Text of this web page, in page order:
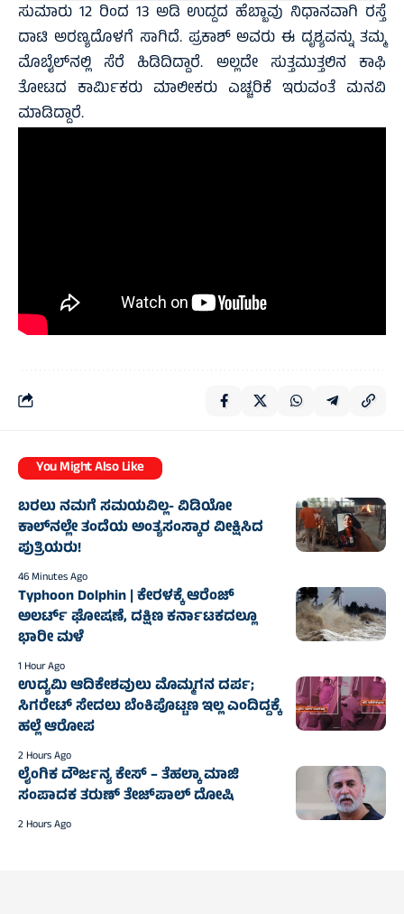
ಸುಮಾರು 12 ರಿಂದ 13 ಅಡಿ ಉದ್ದದ ಹೆಬ್ಬಾವು ನಿಧಾನವಾಗಿ ರಸ್ತೆ
ದಾಟಿ ಅರಣ್ಯದೊಳಗೆ ಸಾಗಿದೆ. ಪ್ರಕಾಶ್ ಅವರು ಈ ದೃಶ್ಯವನ್ನು ತಮ್ಮ
ಮೊಬೈಲ್‌ನಲ್ಲಿ ಸೆರೆ ಹಿಡಿದಿದ್ದಾರೆ. ಅಲ್ಲದೇ ಸುತ್ತಮುತ್ತಲಿನ ಕಾಫಿ
ತೋಟದ ಕಾರ್ಮಿಕರು ಮಾಲೀಕರು ಎಚ್ಚರಿಕೆ ಇರುವಂತೆ ಮನವಿ
ಮಾಡಿದ್ದಾರೆ.
You Might Also Like
ಬರಲು ನಮಗೆ ಸಮಯವಿಲ್ಲ- ವಿಡಿಯೋ
ಕಾಲ್‌ನಲ್ಲೇ ತಂದೆಯ ಅಂತ್ಯಸಂಸ್ಕಾರ ವೀಕ್ಷಿಸಿದ
ಪುತ್ರಿಯರು!
46 Minutes Ago
Typhoon Dolphin | ಕೇರಳಕ್ಕೆ ಆರೆಂಜ್‌
ಅಲರ್ಟ್‌ ಘೋಷಣೆ, ದಕ್ಷಿಣ ಕರ್ನಾಟಕದಲ್ಲೂ
ಭಾರೀ ಮಳೆ
1 Hour Ago
ಉದ್ಯಮಿ ಆದಿಕೇಶವುಲು ಮೊಮ್ಮಗನ ದರ್ಪ;
ಸಿಗರೇಟ್ ಸೇದಲು ಬೆಂಕಿಪೊಟ್ಟಣ ಇಲ್ಲ ಎಂದಿದ್ದಕ್ಕೆ
ಹಲ್ಲೆ ಆರೋಪ
2 Hours Ago
ಲೈಂಗಿಕ ದೌರ್ಜನ್ಯ ಕೇಸ್‌ – ತೆಹಲ್ಕಾ ಮಾಜಿ
ಸಂಪಾದಕ ತರುಣ್ ತೇಜ್‌ಪಾಲ್ ದೋಷಿ
2 Hours Ago